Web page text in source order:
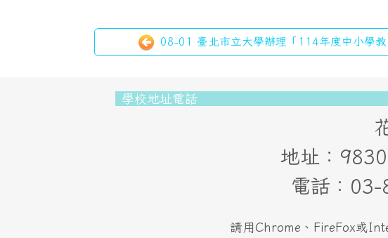
08-01 臺北市立大學辦理「114年度中小學教
頁尾區域內容
學校地址電話
地址：
電話：
請用Chrome、FireFox或